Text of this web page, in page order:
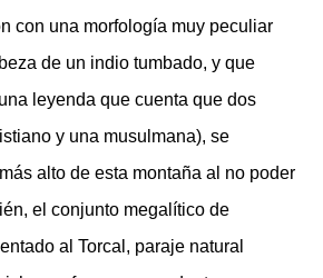
con una morfología muy peculiar
de un indio tumbado, y que
leyenda que cuenta que dos
y una musulmana), se
alto de esta montaña al no poder
el conjunto megalítico de
al Torcal, paraje natural